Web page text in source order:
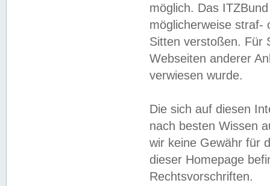
möglich. Das
möglicherweise straf-
Sitten verstoßen. Für
Webseiten anderer
verwiesen wurde.
Die sich auf diesen
nach besten Wissen
wir keine Gewähr für
dieser Homepage
Rechtsvorschriften.